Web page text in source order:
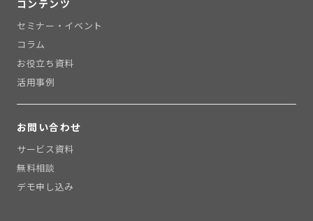
コンテンツ
セミナー・イベント
コラム
お役立ち資料
活用事例
お問い合わせ
サービス資料
無料相談
デモ申し込み